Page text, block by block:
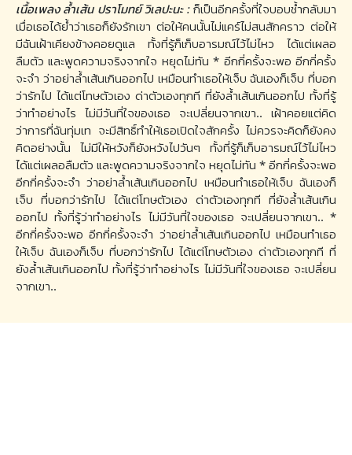
เนื้อเพลง ล้ำเส้น ปราโมทย์ วิเลปะนะ : ก็เป็นอีกครั้งที่ใจบอบช้ำกลับมา
เมื่อเธอได้ย้ำว่าเธอก็ยังรักเขา ต่อให้คนนั้นไม่แคร์ไม่สนสักคราว ต่อให้
มีฉันเฝ้าเคียงข้างคอยดูแล ทั้งที่รู้ก็เก็บอารมณ์ไว้ไม่ไหว ได้แต่เผลอ
ลืมตัว และพูดความจริงจากใจ หยุดไม่ทัน * อีกกี่ครั้งจะพอ อีกกี่ครั้ง
จะจำ ว่าอย่าล้ำเส้นเกินออกไป เหมือนทำเธอให้เจ็บ ฉันเองก็เจ็บ ที่บอก
ว่ารักไป ได้แต่โทษตัวเอง ด่าตัวเองทุกที ที่ยังล้ำเส้นเกินออกไป ทั้งที่รู้
ว่าทำอย่างไร ไม่มีวันที่ใจของเธอ จะเปลี่ยนจากเขา.. เฝ้าคอยแต่คิด
ว่าการที่ฉันทุ่มเท จะมีสิทธิ์ทำให้เธอเปิดใจสักครั้ง ไม่ควรจะคิดก็ยังคง
คิดอย่างนั้น ไม่มีให้หวังก็ยังหวังไปวันๆ ทั้งที่รู้ก็เก็บอารมณ์ไว้ไม่ไหว
ได้แต่เผลอลืมตัว และพูดความจริงจากใจ หยุดไม่ทัน * อีกกี่ครั้งจะพอ
อีกกี่ครั้งจะจำ ว่าอย่าล้ำเส้นเกินออกไป เหมือนทำเธอให้เจ็บ ฉันเองก็
เจ็บ ที่บอกว่ารักไป ได้แต่โทษตัวเอง ด่าตัวเองทุกที ที่ยังล้ำเส้นเกิน
ออกไป ทั้งที่รู้ว่าทำอย่างไร ไม่มีวันที่ใจของเธอ จะเปลี่ยนจากเขา.. *
อีกกี่ครั้งจะพอ อีกกี่ครั้งจะจำ ว่าอย่าล้ำเส้นเกินออกไป เหมือนทำเธอ
ให้เจ็บ ฉันเองก็เจ็บ ที่บอกว่ารักไป ได้แต่โทษตัวเอง ด่าตัวเองทุกที ที่
ยังล้ำเส้นเกินออกไป ทั้งที่รู้ว่าทำอย่างไร ไม่มีวันที่ใจของเธอ จะเปลี่ยน
จากเขา..